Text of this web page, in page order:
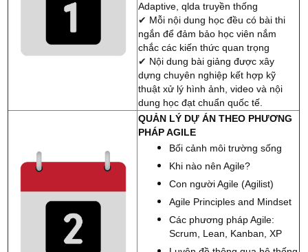
Kiến thức quản lý dự án chuyên nghiệp theo chuẩn
: Khóa học cung cấp cho bạn kiến thức quản lý
chuyên nghiệp, giúp bạn hiểu và áp dụng có hiệu quả vào
Nâng cao cơ hội nghề nghiệp:
Chứng chỉ PMP là một
trong những chứng chỉ quản lý dự án danh giá bậc nhất về
Quản lý dự án và được công nhận toàn cầu. Việc đạt được
chứng chỉ này sẽ giúp bạn đáp ứng được nhu cầu thị
trường tuyển dụng, có được sự tin tưởng và công nhận từ
phía nhà tuyển dụng, mở ra cánh cửa việc làm, thăng tiến
trong công việc và nhận được dự án quy mô lớn hơn.
Tăng lương và phát triển sự nghiệp:Quản lý dự án là
một nghề hấp dẫn cho tương lai! Những người có PMP có
mức lương cao hơn 32% so với những người khác (theo
thống kê của PMI). Mức lương trung bình của PM ở Mỹ là
93.000 USD.
Xây dựng mạng lưới chuyên gia:
Adaptive, qlda truyền thống
✔ Mỗi nội dung học đều có bài thi
ngắn để đảm bảo học viên nắm
chắc các kiến thức quan trọng
✔ Nội dung bài giảng được xây
dựng chuyên nghiệp kết hợp kỹ
thuật xử lý hình ảnh, video và nội
dung học đạt chuẩn quốc tế.
QUẢN LÝ DỰ ÁN THEO PHƯƠNG
PHÁP AGILE
Bối cảnh môi trường sống
Khi nào nên Agile?
Con người Agile (Agilist)
Agile Principles and Mindset
Các phương pháp Agile:
Scrum, Lean, Kanban, XP